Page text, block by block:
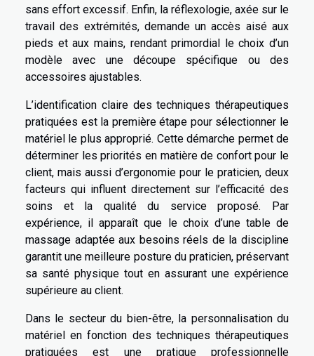
sans effort excessif. Enfin, la réflexologie, axée sur le
travail des extrémités, demande un accès aisé aux
pieds et aux mains, rendant primordial le choix d’un
modèle avec une découpe spécifique ou des
accessoires ajustables.
L’identification claire des techniques thérapeutiques
pratiquées est la première étape pour sélectionner le
matériel le plus approprié. Cette démarche permet de
déterminer les priorités en matière de confort pour le
client, mais aussi d’ergonomie pour le praticien, deux
facteurs qui influent directement sur l’efficacité des
soins et la qualité du service proposé. Par
expérience, il apparaît que le choix d’une table de
massage adaptée aux besoins réels de la discipline
garantit une meilleure posture du praticien, préservant
sa santé physique tout en assurant une expérience
supérieure au client.
Dans le secteur du bien-être, la personnalisation du
matériel en fonction des techniques thérapeutiques
pratiquées est une pratique professionnelle